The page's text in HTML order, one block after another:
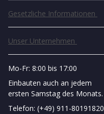
Gesetzliche Informationen
Unser Unternehmen
Mo-Fr: 8:00 bis 17:00
Einbauten auch an jedem
ersten Samstag des Monats.
Telefon: (+49) 911-80191820